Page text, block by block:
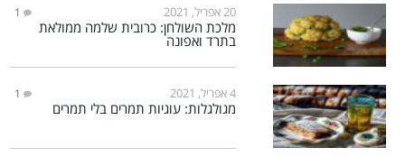
20 אפריל, 2021 1
מלכת השולחן: כרובית שלמה ממולאת
בתרד ואפונה
4 אפריל, 2021 1
מגולגלות: עוגיות תמרים בלי תמרים